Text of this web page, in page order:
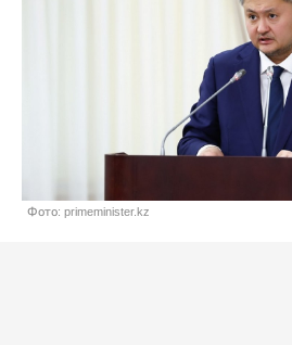
Фото: primeminister.kz